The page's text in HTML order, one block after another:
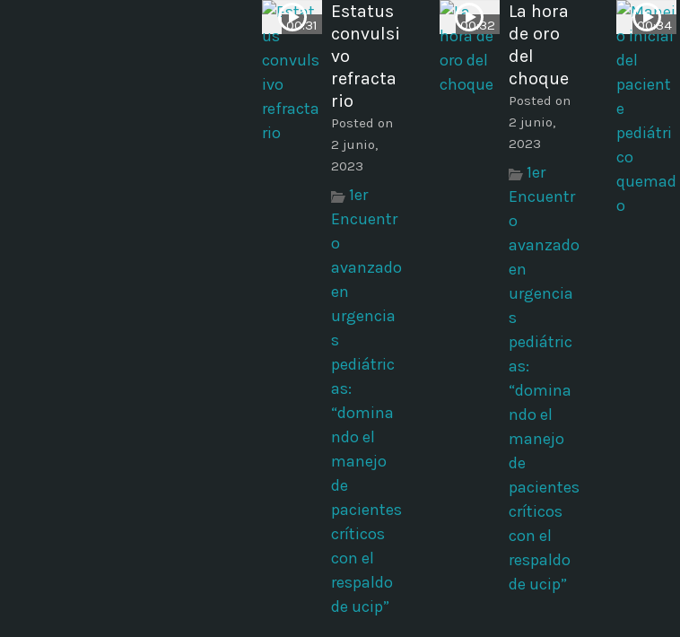
00:31
Estatus
convulsi
vo
refracta
rio
Posted on
2 junio,
2023
1er
Encuentr
o
avanzado
en
urgencia
s
pediátric
as:
“domina
ndo el
manejo
de
pacientes
críticos
con el
respaldo
de ucip”
00:32
La hora
de oro
del
choque
Posted on
2 junio,
2023
1er
Encuentr
o
avanzado
en
urgencia
s
pediátric
as:
“domina
ndo el
manejo
de
pacientes
críticos
con el
respaldo
de ucip”
00:34